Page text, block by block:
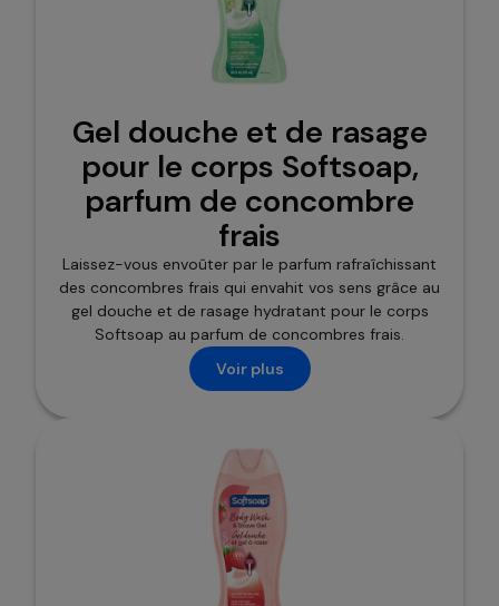
Gel douche et de rasage
pour le corps Softsoap,
parfum de concombre
frais
Laissez-vous envoûter par le parfum rafraîchissant
des concombres frais qui envahit vos sens grâce au
gel douche et de rasage hydratant pour le corps
Softsoap au parfum de concombres frais.
Voir plus